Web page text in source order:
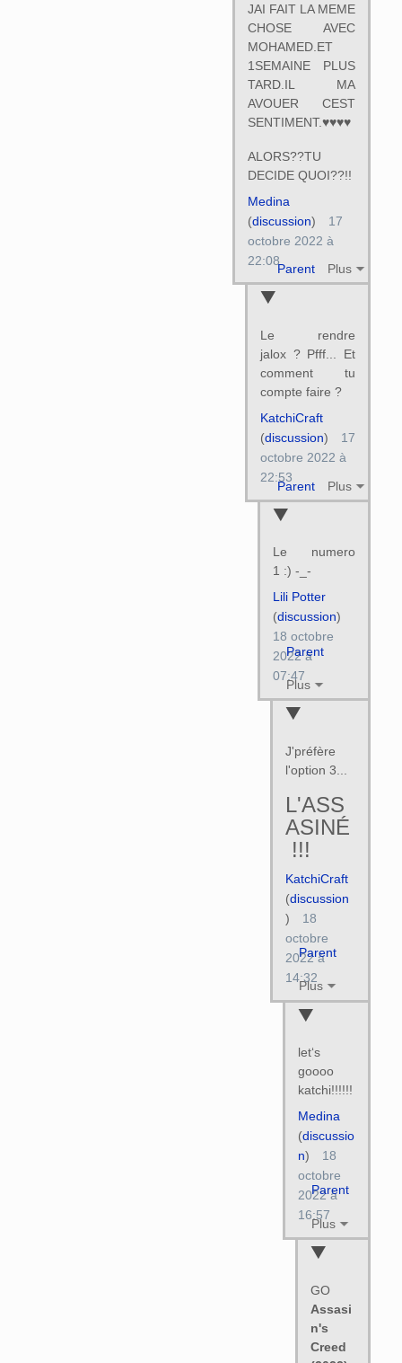
JAI FAIT LA MEME
CHOSE AVEC
MOHAMED.ET
1SEMAINE PLUS
TARD.IL MA
AVOUER CEST
SENTIMENT.♥♥♥♥
ALORS??TU
DECIDE QUOI??!!
Parent Plus
Medina
(discussion)
17
octobre 2022 à
22:08
Le rendre
jalox ? Pfff... Et
comment tu
compte faire ?
Parent Plus
KatchiCraft
(discussion)
17
octobre 2022 à
22:53
Le numero
1 :) -_-
Parent
Plus
Lili Potter
(discussion)
18 octobre
2022 à
07:47
J'préfère
l'option 3...
L'ASS
ASINÉ
!!!
Parent
Plus
KatchiCraft
(discussion
)
18
octobre
2022 à
14:32
let‘s
goooo
katchi!!!!!!
Parent
Plus
Medina
(discussio
n)
18
octobre
2022 à
16:57
GO
Assasi
n's
Creed